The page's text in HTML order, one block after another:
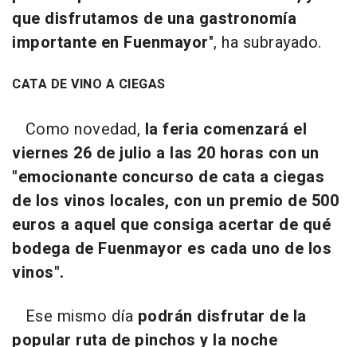
que disfrutamos de una gastronomía
importante en Fuenmayor", ha subrayado.
CATA DE VINO A CIEGAS
Como novedad, la feria comenzará el
viernes 26 de julio a las 20 horas con un
"emocionante concurso de cata a ciegas
de los vinos locales, con un premio de 500
euros a aquel que consiga acertar de qué
bodega de Fuenmayor es cada uno de los
vinos".
Ese mismo día podrán disfrutar de la
popular ruta de pinchos y la noche